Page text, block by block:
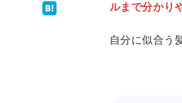
ルまで分かり
自分に似合う